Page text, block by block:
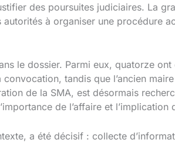
des poursuites judiciaires. La
à organiser une procédure
le dossier. Parmi eux, quatorze
convocation, tandis que l’ancien
de la SMA, est désormais
de l’affaire et
a été décisif : collecte